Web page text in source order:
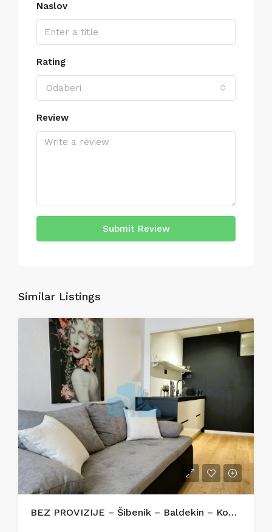
Naslov
Rating
Odaberi
Review
Submit Review
Similar Listings
BEZ PROVIZIJE – Šibenik – Baldekin – Kompletno renoviran i opremljen stan 42 m²